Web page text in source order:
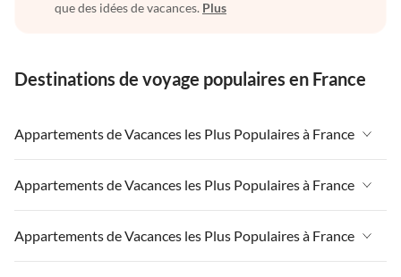
que des idées de vacances. Plus
Destinations de voyage populaires en France
Appartements de Vacances les Plus Populaires à France
Appartements de Vacances à France
Appartements de Vacances à Paris-Ile de France
Appartements de Vacances à Paris
Appartements de Vacances les Plus Populaires à France
Appartements de Vacances à France
Appartements de Vacances à Paris-Ile de France
Appartements de Vacances les Plus Populaires à France